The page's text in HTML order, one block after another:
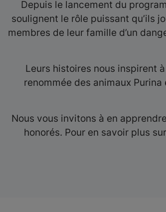
Depuis le lancement du
soulignent le rôle puissant qu’ils
membres de leur famille d’un
Leurs histoires nous inspirent
renommée des animaux
Nous vous invitons à en
honorés. Pour en savoir plus